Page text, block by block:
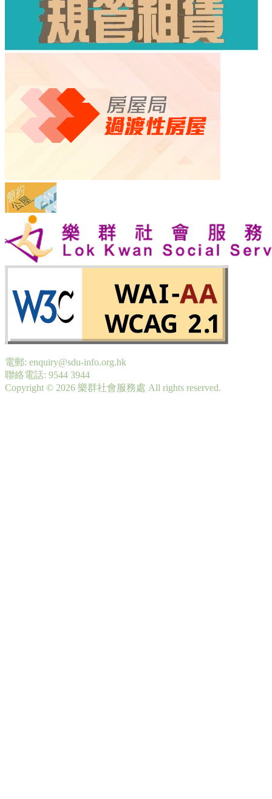
電郵: enquiry@sdu-info.org.hk
聯絡電話: 9544 3944
Copyright © 2026 樂群社會服務處 All rights reserved.